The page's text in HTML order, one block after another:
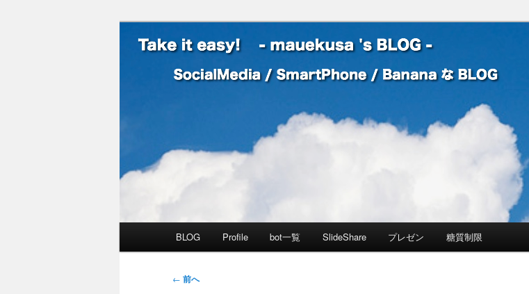
Take it easy! – mauekusa 's BLOG -
メインコンテンツへ移動
サブコンテンツへ移動
BLOG Profile bot一覧 SlideShare プレゼン 糖質制限
投稿ナビゲーション
← 前へ